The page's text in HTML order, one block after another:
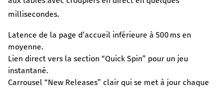
millisecondes.
Latence de la page d’accueil inférieure à 500 ms en
moyenne.
Lien direct vers la section “Quick Spin” pour un jeu
instantané.
Carrousel “New Releases” clair qui se met à jour chaque